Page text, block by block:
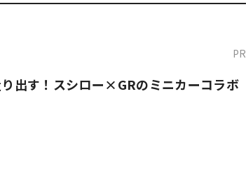
PR
り出す！スシロー×GRのミニカーコラボ